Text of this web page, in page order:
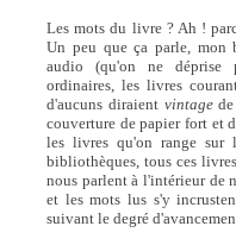
Les mots du livre ? Ah !
Un peu que ça parle, mon
audio (qu'on ne déprise
ordinaires, les livres
d'aucuns diraient vintagede
couverture de papier fort et
les livres qu'on range sur
bibliothèques, tous ces
nous parlent à l'intérieur de
et les mots lus s'y
suivant le degré